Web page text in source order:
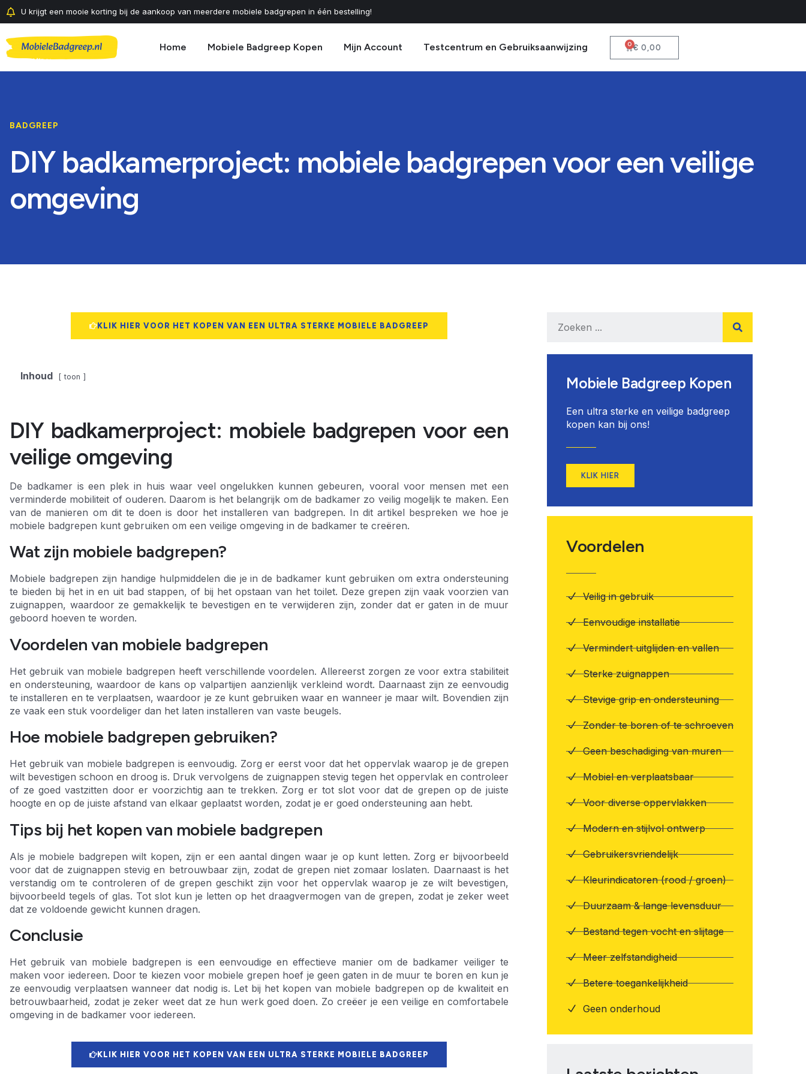
U krijgt een mooie korting bij de aankoop van meerdere mobiele badgrepen in één bestelling!
Home Mobiele Badgreep Kopen Mijn Account Testcentrum en Gebruiksaanwijzing € 0,00
0
BADGREEP
DIY badkamerproject: mobiele badgrepen voor een veilige
omgeving
KLIK HIER VOOR HET KOPEN VAN EEN ULTRA STERKE MOBIELE BADGREEP
Inhoud toon
DIY badkamerproject: mobiele badgrepen voor een
veilige omgeving
De badkamer is een plek in huis waar veel ongelukken kunnen gebeuren, vooral voor mensen met een
verminderde mobiliteit of ouderen. Daarom is het belangrijk om de badkamer zo veilig mogelijk te maken. Een
van de manieren om dit te doen is door het installeren van badgrepen. In dit artikel bespreken we hoe je
mobiele badgrepen kunt gebruiken om een veilige omgeving in de badkamer te creëren.
Wat zijn mobiele badgrepen?
Mobiele badgrepen zijn handige hulpmiddelen die je in de badkamer kunt gebruiken om extra ondersteuning
te bieden bij het in en uit bad stappen, of bij het opstaan van het toilet. Deze grepen zijn vaak voorzien van
zuignappen, waardoor ze gemakkelijk te bevestigen en te verwijderen zijn, zonder dat er gaten in de muur
geboord hoeven te worden.
Voordelen van mobiele badgrepen
Het gebruik van mobiele badgrepen heeft verschillende voordelen. Allereerst zorgen ze voor extra stabiliteit
en ondersteuning, waardoor de kans op valpartijen aanzienlijk verkleind wordt. Daarnaast zijn ze eenvoudig
te installeren en te verplaatsen, waardoor je ze kunt gebruiken waar en wanneer je maar wilt. Bovendien zijn
ze vaak een stuk voordeliger dan het laten installeren van vaste beugels.
Hoe mobiele badgrepen gebruiken?
Het gebruik van mobiele badgrepen is eenvoudig. Zorg er eerst voor dat het oppervlak waarop je de grepen
wilt bevestigen schoon en droog is. Druk vervolgens de zuignappen stevig tegen het oppervlak en controleer
of ze goed vastzitten door er voorzichtig aan te trekken. Zorg er tot slot voor dat de grepen op de juiste
hoogte en op de juiste afstand van elkaar geplaatst worden, zodat je er goed ondersteuning aan hebt.
Tips bij het kopen van mobiele badgrepen
Als je mobiele badgrepen wilt kopen, zijn er een aantal dingen waar je op kunt letten. Zorg er bijvoorbeeld
voor dat de zuignappen stevig en betrouwbaar zijn, zodat de grepen niet zomaar loslaten. Daarnaast is het
verstandig om te controleren of de grepen geschikt zijn voor het oppervlak waarop je ze wilt bevestigen,
bijvoorbeeld tegels of glas. Tot slot kun je letten op het draagvermogen van de grepen, zodat je zeker weet
dat ze voldoende gewicht kunnen dragen.
Conclusie
Het gebruik van mobiele badgrepen is een eenvoudige en effectieve manier om de badkamer veiliger te
maken voor iedereen. Door te kiezen voor mobiele grepen hoef je geen gaten in de muur te boren en kun je
ze eenvoudig verplaatsen wanneer dat nodig is. Let bij het kopen van mobiele badgrepen op de kwaliteit en
betrouwbaarheid, zodat je zeker weet dat ze hun werk goed doen. Zo creëer je een veilige en comfortabele
omgeving in de badkamer voor iedereen.
KLIK HIER VOOR HET KOPEN VAN EEN ULTRA STERKE MOBIELE BADGREEP
Mobiele Badgreep Kopen
Een ultra sterke en veilige badgreep
kopen kan bij ons!
KLIK HIER
Voordelen
Veilig in gebruik
Eenvoudige installatie
Vermindert uitglijden en vallen
Sterke zuignappen
Stevige grip en ondersteuning
Zonder te boren of te schroeven
Geen beschadiging van muren
Mobiel en verplaatsbaar
Voor diverse oppervlakken
Modern en stijlvol ontwerp
Gebruikersvriendelijk
Kleurindicatoren (rood / groen)
Duurzaam & lange levensduur
Bestand tegen vocht en slijtage
Meer zelfstandigheid
Betere toegankelijkheid
Geen onderhoud